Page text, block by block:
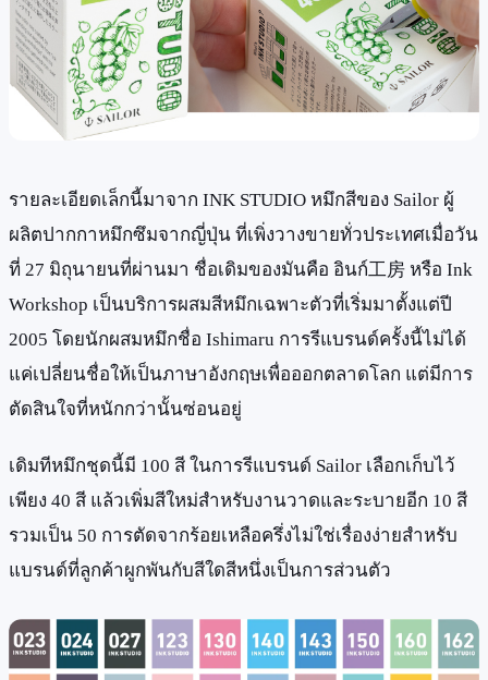
รายละเอียดเล็กนี้มาจาก INK STUDIO หมึกสีของ Sailor ผู้
ผลิตปากกาหมึกซึมจากญี่ปุ่น ที่เพิ่งวางขายทั่วประเทศเมื่อวัน
ที่ 27 มิถุนายนที่ผ่านมา ชื่อเดิมของมันคือ อินก์工房 หรือ Ink
Workshop เป็นบริการผสมสีหมึกเฉพาะตัวที่เริ่มมาตั้งแต่ปี
2005 โดยนักผสมหมึกชื่อ Ishimaru การรีแบรนด์ครั้งนี้ไม่ได้
แค่เปลี่ยนชื่อให้เป็นภาษาอังกฤษเพื่อออกตลาดโลก แต่มีการ
ตัดสินใจที่หนักกว่านั้นซ่อนอยู่
เดิมทีหมึกชุดนี้มี 100 สี ในการรีแบรนด์ Sailor เลือกเก็บไว้
เพียง 40 สี แล้วเพิ่มสีใหม่สำหรับงานวาดและระบายอีก 10 สี
รวมเป็น 50 การตัดจากร้อยเหลือครึ่งไม่ใช่เรื่องง่ายสำหรับ
แบรนด์ที่ลูกค้าผูกพันกับสีใดสีหนึ่งเป็นการส่วนตัว